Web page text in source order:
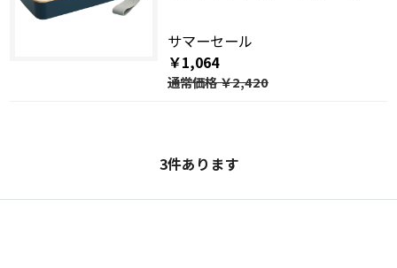
サマーセール
￥1,064
通常価格￥2,420
3件あります